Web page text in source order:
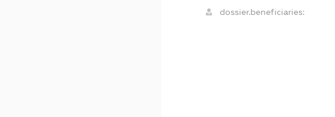
dossier.beneficiaries: